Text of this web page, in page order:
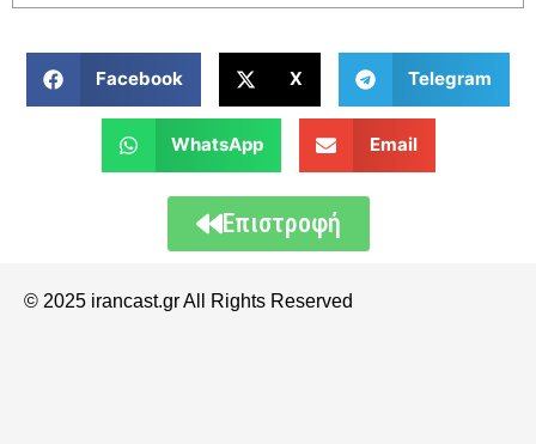
Facebook X Telegram
WhatsApp Email
Επιστροφή
© 2025 irancast.gr All Rights Reserved